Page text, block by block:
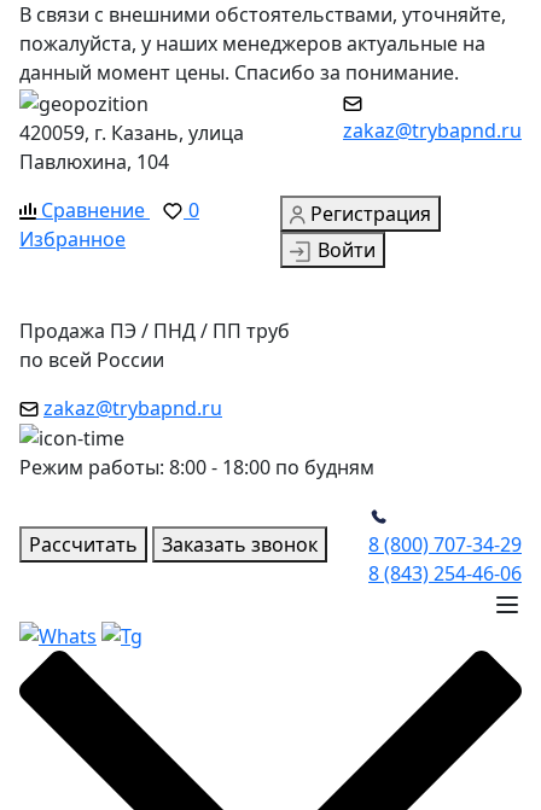
В связи с внешними обстоятельствами, уточняйте,
пожалуйста, у наших менеджеров актуальные на
данный момент цены. Спасибо за понимание.
420059, г. Казань, улица
Павлюхина, 104
zakaz@trybapnd.ru
Сравнение
0
Избранное
Регистрация
Войти
Продажа ПЭ / ПНД / ПП труб
по всей России
zakaz@trybapnd.ru
Режим работы: 8:00 - 18:00 по будням
Рассчитать Заказать звонок
8 (800) 707-34-29
8 (843) 254-46-06